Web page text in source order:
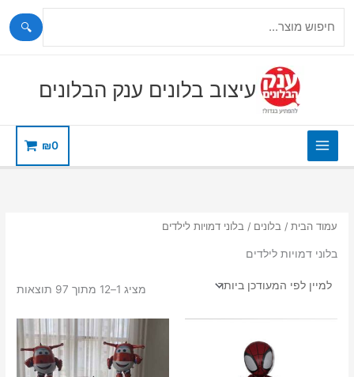
🔍
עיצוב בלונים ענק הבלונים
₪0
עמוד הבית / בלונים / בלוני דמויות לילדים
בלוני דמויות לילדים
מציג 1–12 מתוך 97 תוצאות